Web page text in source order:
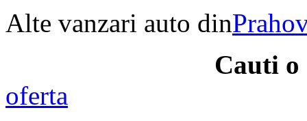
Alte vanzari auto din
Cauti o
oferta